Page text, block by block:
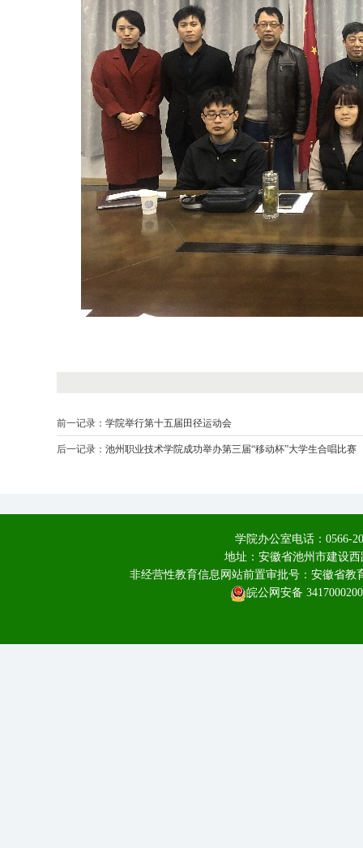
前一记录： 学院举行第十五届田径运动会
后一记录： 池州职业技术学院成功举办第三届“移动杯”大学生合唱比赛
学院办公室电话：0566-
地址：安徽省池州市建设
非经营性教育信息网站前置审批号：安徽省
皖公网安备